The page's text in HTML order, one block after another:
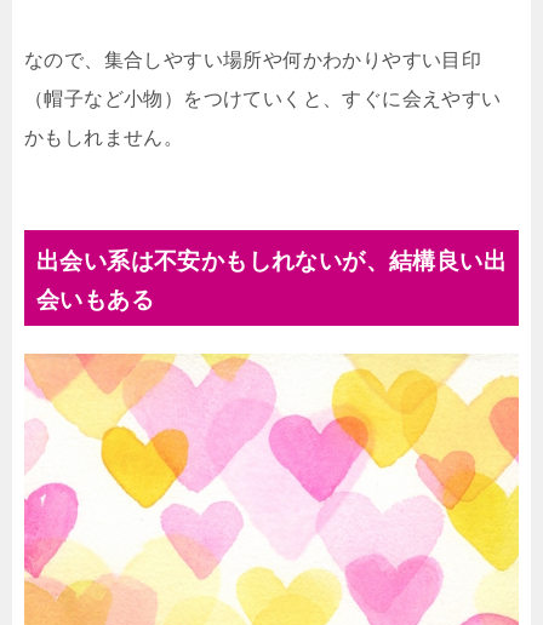
なので、集合しやすい場所や何かわかりやすい目印
（帽子など小物）をつけていくと、すぐに会えやすい
かもしれません。
出会い系は不安かもしれないが、結構良い出
会いもある